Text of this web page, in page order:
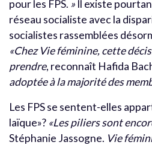
pour les FPS. » Il existe
réseau socialiste avec la
socialistes rassemblées
«Chez Vie féminine, cette
prendre, reconnaît Hafida
adoptée à la majorité des
Les FPS se sentent-elles
laïque»? «Les piliers sont
Stéphanie Jassogne. Vie